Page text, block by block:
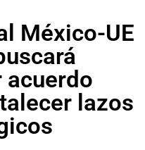
México-UE
acuerdo
lazos